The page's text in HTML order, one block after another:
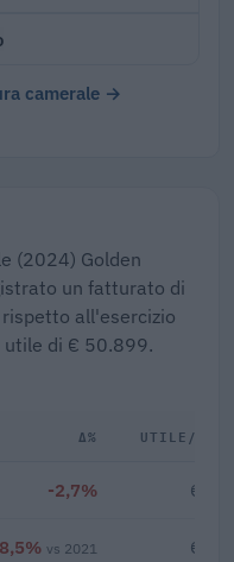
camerale →
(2024) Golden
un fatturato di
all'esercizio
utile di € 50.899.
Δ% UTILE/
-2,7% €
vs 2021 €